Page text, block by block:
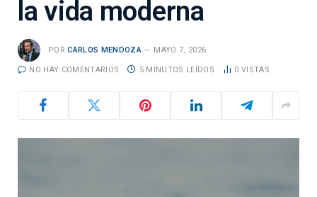
la vida moderna
POR CARLOS MENDOZA MAYO 7, 2026
NO HAY COMENTARIOS 5 MINUTOS LEÍDOS 0 VISTAS